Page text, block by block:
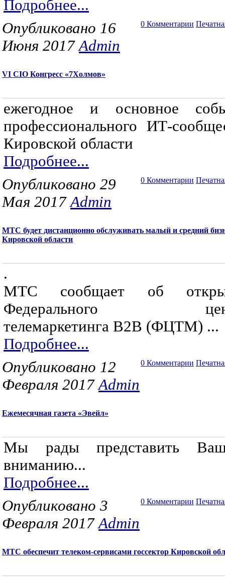
Подробнее...
0 Комментарии
Опубликовано 16
Июня 2017Admin
VI CIO Конгресс «7Холмов»
ежегодное и основное
профессионального ИТ-
Кировской области
Подробнее...
0 Комментарии
Опубликовано 29
Мая 2017Admin
МТС будет дистанционно обслуживать малый и средний
Кировской области
.
МТС сообщает об
Федерального
телемаркетинга В2В (ФЦТМ) ...
Подробнее...
0 Комментарии
Опубликовано 12
Февраля 2017Admin
Ежемесячная газета «Эвейл»
Мы рады представить
вниманию...
Подробнее...
0 Комментарии
Опубликовано 3
Февраля 2017Admin
МТС обеспечит телеком-сервисами госсектор Кировской